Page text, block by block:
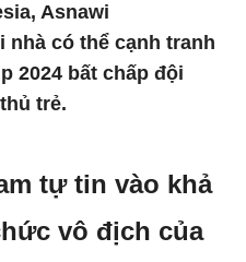
Asnawi
nhà có thể cạnh tranh
2024 bất chấp đội
trẻ.
tự tin vào khả
vô địch của